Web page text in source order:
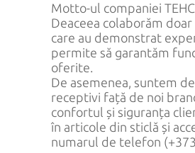
Motto-ul companiei
Deaceea colaborăm
care au demonstrat
permite să garantăm
oferite.
De asemenea, suntem
receptivi față de noi
confortul și siguranța
în articole din sticlă și
numarul de telefon